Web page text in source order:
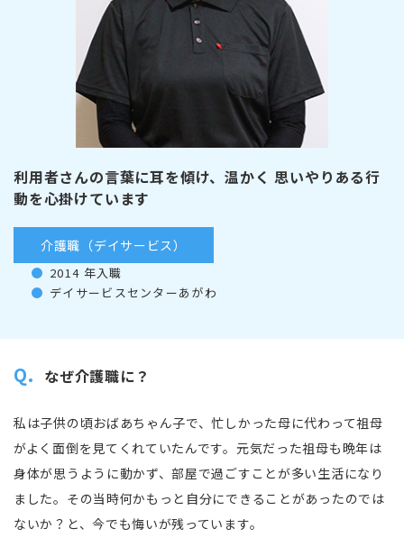
利用者さんの言葉に耳を傾け、温かく 思いやりある行
動を心掛けています
介護職（デイサービス）
2014 年入職
デイサービスセンターあがわ
Q. なぜ介護職に？
私は子供の頃おばあちゃん子で、忙しかった母に代わって祖母
がよく面倒を見てくれていたんです。元気だった祖母も晩年は
身体が思うように動かず、部屋で過ごすことが多い生活になり
ました。その当時何かもっと自分にできることがあったのでは
ないか？と、今でも悔いが残っています。